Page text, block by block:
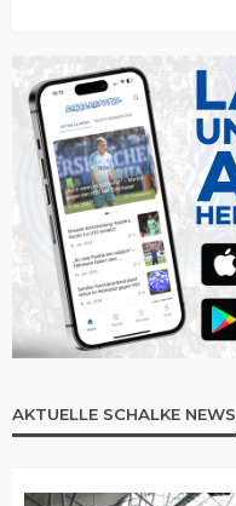
AKTUELLE SCHALKE NEWS